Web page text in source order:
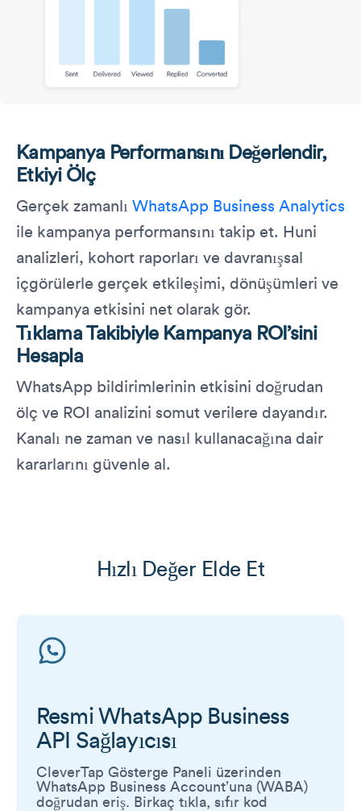
Kampanya Performansını Değerlendir,
Etkiyi Ölç
Gerçek zamanlı WhatsApp Business Analytics
ile kampanya performansını takip et. Huni
analizleri, kohort raporları ve davranışsal
içgörülerle gerçek etkileşimi, dönüşümleri ve
kampanya etkisini net olarak gör.
Tıklama Takibiyle Kampanya ROI’sini
Hesapla
WhatsApp bildirimlerinin etkisini doğrudan
ölç ve ROI analizini somut verilere dayandır.
Kanalı ne zaman ve nasıl kullanacağına dair
kararlarını güvenle al.
Hızlı Değer Elde Et
Resmi WhatsApp Business
API Sağlayıcısı
CleverTap Gösterge Paneli üzerinden
WhatsApp Business Account’una (WABA)
doğrudan eriş. Birkaç tıkla, sıfır kod